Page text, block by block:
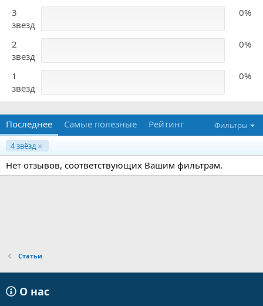
3
звезд
0%
2
звезд
0%
1
звезд
0%
Последнее Самые полезные Рейтинг
Фильтры
4 звёзд
Нет отзывов, соответствующих Вашим фильтрам.
Статьи
О нас